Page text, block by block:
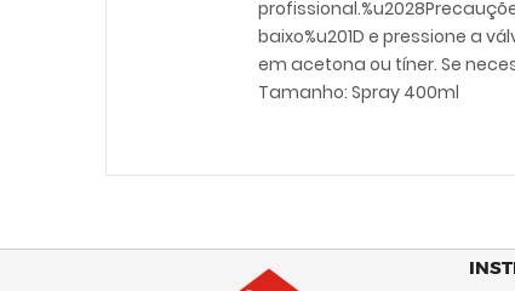
baixo%u201D e pressione a
em acetona ou tíner. Se
Tamanho: Spray 400ml